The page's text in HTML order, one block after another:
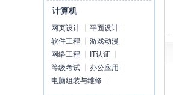
计算机
网页设计
平面设计
软件工程
游戏动漫
网络工程
IT认证
等级考试
办公应用
电脑组装与维修